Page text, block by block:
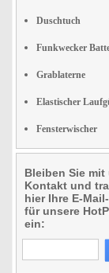
Duschtuch
Funkwecker
Grablaterne
Elastischer
Fensterwischer
Bleiben Sie mit
Kontakt und
hier Ihre E-
für unsere
ein: